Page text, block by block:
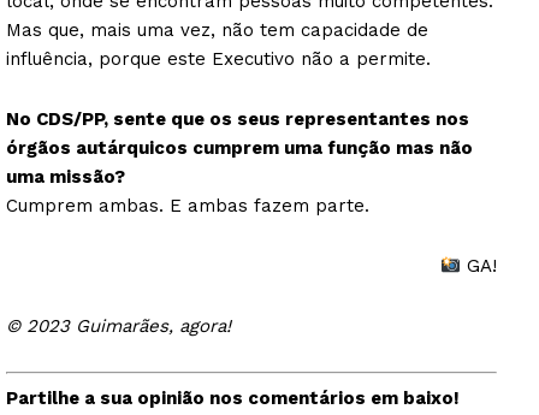
SUBSCREVA JÁ!
Institucional
Mas que, mais uma vez, não tem capacidade de
influência, porque este Executivo não a permite.
No CDS/PP, sente que os seus representantes nos
órgãos autárquicos cumprem uma função mas não
uma missão?
Cumprem ambas. E ambas fazem parte.
GA!
© 2023 Guimarães, agora!
Partilhe a sua opinião nos comentários em baixo!